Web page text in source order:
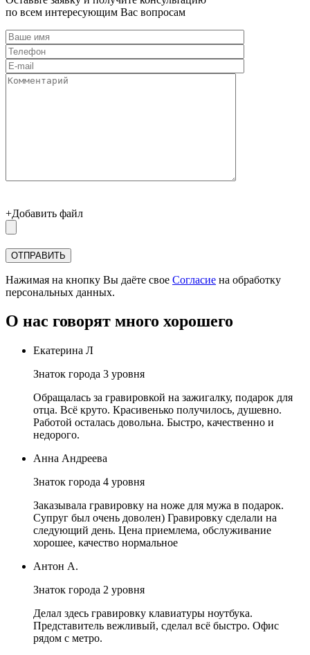
по всем интересующим Вас вопросам
+Добавить файл
Нажимая на кнопку Вы даёте свое Согласие на обработку
персональных данных.
О нас говорят много хорошего
Екатерина Л
Знаток города 3 уровня
Обращалась за гравировкой на зажигалку, подарок для
отца. Всё круто. Красивенько получилось, душевно.
Работой осталась довольна. Быстро, качественно и
недорого.
Анна Андреева
Знаток города 4 уровня
Заказывала гравировку на ноже для мужа в подарок.
Супруг был очень доволен) Гравировку сделали на
следующий день. Цена приемлема, обслуживание
хорошее, качество нормальное
Антон А.
Знаток города 2 уровня
Делал здесь гравировку клавиатуры ноутбука.
Представитель вежливый, сделал всё быстро. Офис
рядом с метро.